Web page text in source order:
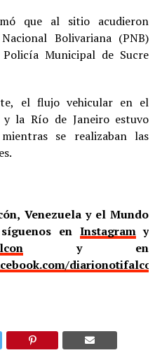
que al sitio acudieron
Bolivariana (PNB)
Municipal de Sucre
el flujo vehicular en el
la Río de Janeiro estuvo
se realizaban las
Venezuela y el Mundo
síguenos en Instagramy
y en